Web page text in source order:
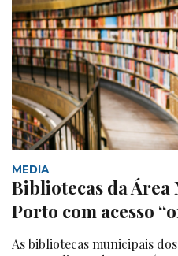
MEDIA
Bibliotecas da
Porto com acesso
As bibliotecas municipais